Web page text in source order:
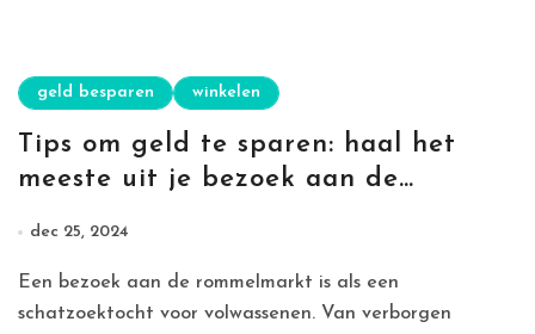
geld besparen winkelen
Tips om geld te sparen: haal het
meeste uit je bezoek aan de
dec 25, 2024
Een bezoek aan de rommelmarkt is als een
schatzoektocht voor volwassenen. Van verborgen